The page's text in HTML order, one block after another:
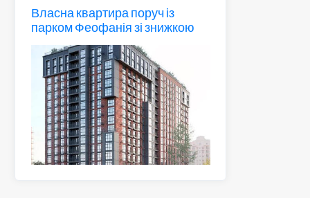
Власна квартира поруч із
парком Феофанія зі знижкою